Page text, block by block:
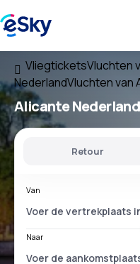
VliegticketsVluchten
NederlandVluchten van
Alicante Nederland
Retour
Van
Naar